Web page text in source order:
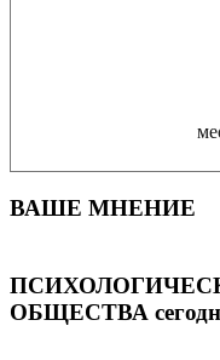
ВАШЕ МНЕНИЕ
ОБЩЕСТВА